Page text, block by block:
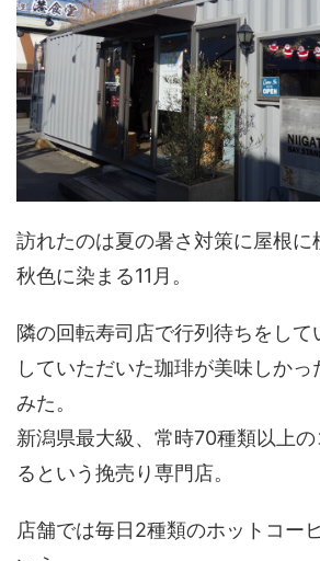
訪れたのは夏の暑さ対策に屋根に
秋色に染まる11月。
隣の回転寿司店で行列待ちをして
していただいた珈琲が美味しかっ
みた。
新潟県最大級、常時70種類以上の
るという挽売り専門店。
店舗では毎日2種類のホットコー